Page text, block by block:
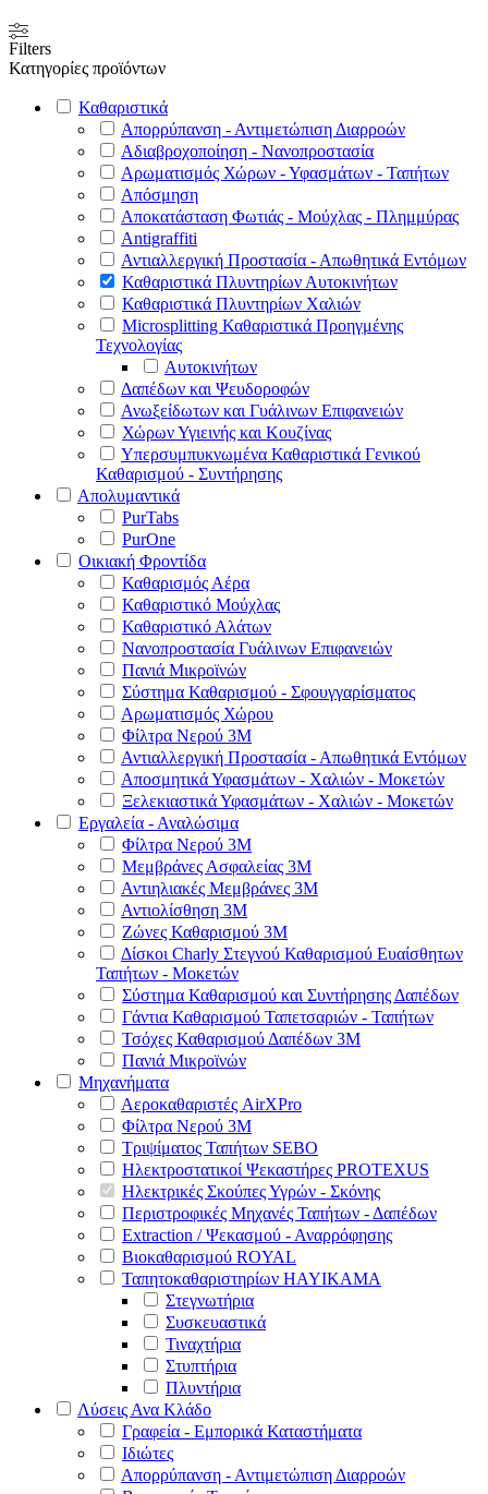
Filters
Κατηγορίες προϊόντων
Καθαριστικά
Απορρύπανση - Αντιμετώπιση Διαρροών
Αδιαβροχοποίηση - Νανοπροστασία
Αρωματισμός Χώρων - Υφασμάτων - Ταπήτων
Απόσμηση
Αποκατάσταση Φωτιάς - Μούχλας - Πλημμύρας
Antigraffiti
Αντιαλλεργική Προστασία - Απωθητικά Εντόμων
Καθαριστικά Πλυντηρίων Αυτοκινήτων
Καθαριστικά Πλυντηρίων Χαλιών
Microsplitting Καθαριστικά Προηγμένης
Τεχνολογίας
Αυτοκινήτων
Δαπέδων και Ψευδοροφών
Ανωξείδωτων και Γυάλινων Επιφανειών
Χώρων Υγιεινής και Κουζίνας
Υπερσυμπυκνωμένα Καθαριστικά Γενικού
Καθαρισμού - Συντήρησης
Απολυμαντικά
PurTabs
PurOne
Οικιακή Φροντίδα
Καθαρισμός Αέρα
Καθαριστικό Μούχλας
Καθαριστικό Αλάτων
Νανοπροστασία Γυάλινων Επιφανειών
Πανιά Μικροϊνών
Σύστημα Καθαρισμού - Σφουγγαρίσματος
Αρωματισμός Χώρου
Φίλτρα Νερού 3Μ
Αντιαλλεργική Προστασία - Απωθητικά Εντόμων
Αποσμητικά Υφασμάτων - Χαλιών - Μοκετών
Ξελεκιαστικά Υφασμάτων - Χαλιών - Μοκετών
Εργαλεία - Αναλώσιμα
Φίλτρα Νερού 3Μ
Μεμβράνες Ασφαλείας 3Μ
Αντιηλιακές Μεμβράνες 3Μ
Αντιολίσθηση 3Μ
Ζώνες Καθαρισμού 3Μ
Δίσκοι Charly Στεγνού Καθαρισμού Ευαίσθητων
Ταπήτων - Μοκετών
Σύστημα Καθαρισμού και Συντήρησης Δαπέδων
Γάντια Καθαρισμού Ταπετσαριών - Ταπήτων
Τσόχες Καθαρισμού Δαπέδων 3Μ
Πανιά Μικροϊνών
Μηχανήματα
Αεροκαθαριστές AirXPro
Φίλτρα Νερού 3M
Τριψίματος Ταπήτων SEBO
Ηλεκτροστατικοί Ψεκαστήρες PROTEXUS
Ηλεκτρικές Σκούπες Υγρών - Σκόνης
Περιστροφικές Μηχανές Ταπήτων - Δαπέδων
Extraction / Ψεκασμού - Αναρρόφησης
Βιοκαθαρισμού ROYAL
Ταπητοκαθαριστηρίων HAYIKAMA
Στεγνωτήρια
Συσκευαστικά
Τιναχτήρια
Στυπτήρια
Πλυντήρια
Λύσεις Ανα Κλάδο
Γραφεία - Εμπορικά Καταστήματα
Ιδιώτες
Απορρύπανση - Αντιμετώπιση Διαρροών